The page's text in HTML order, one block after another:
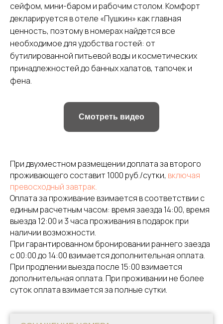
сейфом, мини-баром и рабочим столом. Комфорт
декларируется в отеле «Пушкин» как главная
ценность, поэтому в номерах найдется все
необходимое для удобства гостей: от
бутилированной питьевой воды и косметических
принадлежностей до банных халатов, тапочек и
фена.
Смотреть видео
При двухместном размещении доплата за второго
проживающего составит 1000 руб./сутки, включая
превосходный завтрак.
Оплата за проживание взимается в соответствии с
единым расчетным часом: время заезда 14:00, время
выезда 12:00 и 3 часа проживания в подарок при
наличии возможности.
При гарантированном бронировании раннего заезда
с 00:00 до 14:00 взимается дополнительная оплата.
При продлении выезда после 15:00 взимается
дополнительная оплата. При проживании не более
суток оплата взимается за полные сутки.